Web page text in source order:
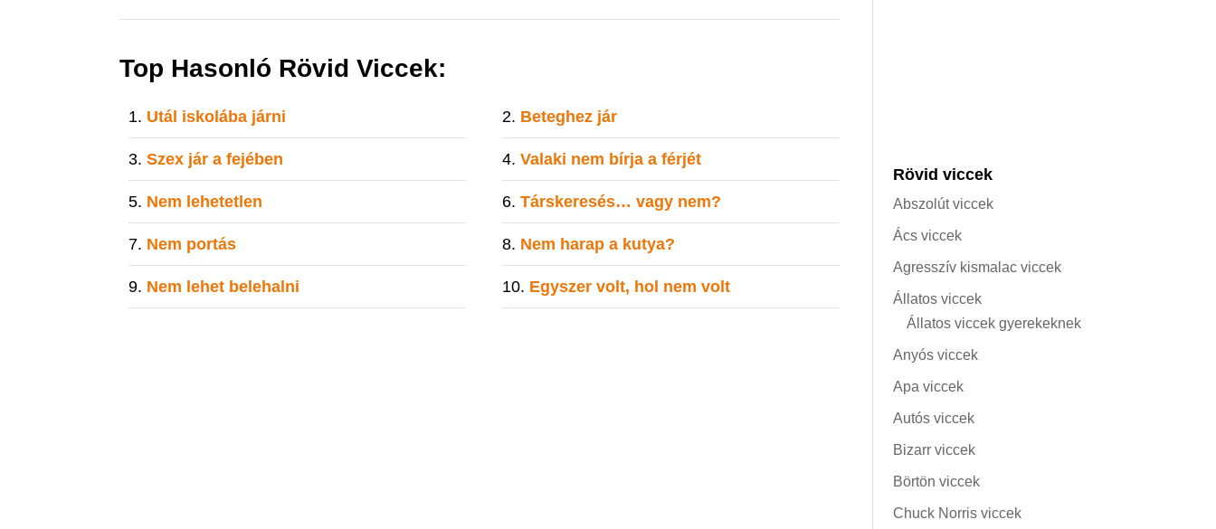
Top Hasonló Rövid Viccek:
Utál iskolába járni Beteghez jár
Szex jár a fejében Valaki nem bírja a férjét
Nem lehetetlen Társkeresés… vagy nem?
Nem portás Nem harap a kutya?
Nem lehet belehalni Egyszer volt, hol nem volt
Rövid viccek
Abszolút viccek
Ács viccek
Agresszív kismalac viccek
Állatos viccek
Állatos viccek gyerekeknek
Anyós viccek
Apa viccek
Autós viccek
Bizarr viccek
Börtön viccek
Chuck Norris viccek